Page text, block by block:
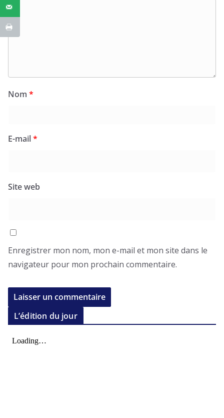
Nom *
E-mail*
Site web
Enregistrer mon nom, mon e-mail et mon site dans le
navigateur pour mon prochain commentaire.
L’édition du jour